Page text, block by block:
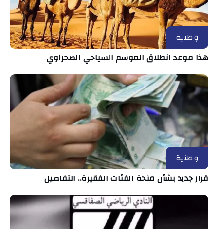
وطنية
هذا موعد انطلاق الموسم السياحي الصحراوي
وطنية
قرار جديد بشأن منحة الفئات الفقيرة.. التفاصيل